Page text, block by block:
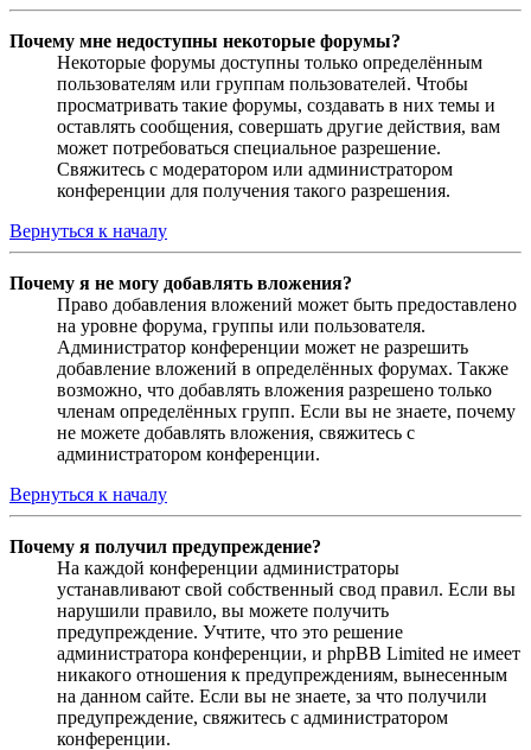
Почему мне недоступны некоторые форумы?
Некоторые форумы доступны только определённым
пользователям или группам пользователей. Чтобы
просматривать такие форумы, создавать в них темы и
оставлять сообщения, совершать другие действия, вам
может потребоваться специальное разрешение.
Свяжитесь с модератором или администратором
конференции для получения такого разрешения.
Вернуться к началу
Почему я не могу добавлять вложения?
Право добавления вложений может быть предоставлено
на уровне форума, группы или пользователя.
Администратор конференции может не разрешить
добавление вложений в определённых форумах. Также
возможно, что добавлять вложения разрешено только
членам определённых групп. Если вы не знаете, почему
не можете добавлять вложения, свяжитесь с
администратором конференции.
Вернуться к началу
Почему я получил предупреждение?
На каждой конференции администраторы
устанавливают свой собственный свод правил. Если вы
нарушили правило, вы можете получить
предупреждение. Учтите, что это решение
администратора конференции, и phpBB Limited не имеет
никакого отношения к предупреждениям, вынесенным
на данном сайте. Если вы не знаете, за что получили
предупреждение, свяжитесь с администратором
конференции.